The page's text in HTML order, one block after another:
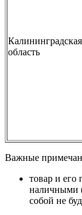
Калининградская
область
Важные
товар и его
наличными
собой не